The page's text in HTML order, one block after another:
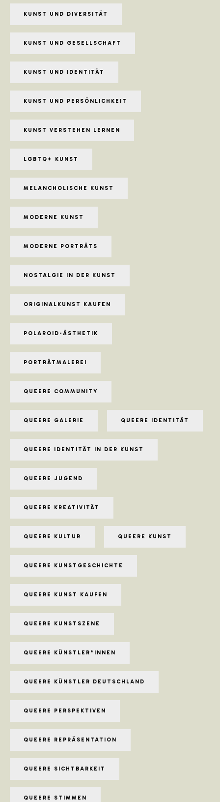
KUNST UND DIVERSITÄT
KUNST UND GESELLSCHAFT
KUNST UND IDENTITÄT
KUNST UND PERSÖNLICHKEIT
KUNST VERSTEHEN LERNEN
LGBTQ+ KUNST
MELANCHOLISCHE KUNST
MODERNE KUNST
MODERNE PORTRÄTS
NOSTALGIE IN DER KUNST
ORIGINALKUNST KAUFEN
POLAROID-ÄSTHETIK
PORTRÄTMALEREI
QUEERE COMMUNITY
QUEERE GALERIE QUEERE IDENTITÄT
QUEERE IDENTITÄT IN DER KUNST
QUEERE JUGEND
QUEERE KREATIVITÄT
QUEERE KULTUR QUEERE KUNST
QUEERE KUNSTGESCHICHTE
QUEERE KUNST KAUFEN
QUEERE KUNSTSZENE
QUEERE KÜNSTLER*INNEN
QUEERE KÜNSTLER DEUTSCHLAND
QUEERE PERSPEKTIVEN
QUEERE REPRÄSENTATION
QUEERE SICHTBARKEIT
QUEERE STIMMEN